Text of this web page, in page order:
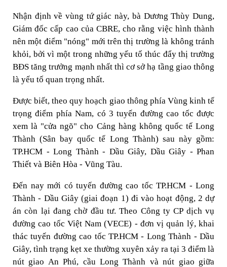
Nhận định về vùng tứ giác này, bà Dương Thùy Dung,
Giám đốc cấp cao của CBRE, cho rằng việc hình thành
nên một điểm "nóng" mới trên thị trường là không tránh
khỏi, bởi vì một trong những yếu tố thúc đẩy thị trường
BĐS tăng trưởng mạnh nhất thì cơ sở hạ tầng giao thông
là yếu tố quan trọng nhất.
Được biết, theo quy hoạch giao thông phía Vùng kinh tế
trọng điểm phía Nam, có 3 tuyến đường cao tốc được
xem là "cửa ngõ" cho Cảng hàng không quốc tế Long
Thành (Sân bay quốc tế Long Thành) sau này gồm:
TP.HCM - Long Thành - Dầu Giây, Dầu Giây - Phan
Thiết và Biên Hòa - Vũng Tàu.
Đến nay mới có tuyến đường cao tốc TP.HCM - Long
Thành - Dầu Giây (giai đoạn 1) đi vào hoạt động, 2 dự
án còn lại đang chờ đầu tư. Theo Công ty CP dịch vụ
đường cao tốc Việt Nam (VECE) - đơn vị quản lý, khai
thác tuyến đường cao tốc TP.HCM - Long Thành - Dầu
Giây, tình trạng kẹt xe thường xuyên xảy ra tại 3 điểm là
nút giao An Phú, cầu Long Thành và nút giao giữa